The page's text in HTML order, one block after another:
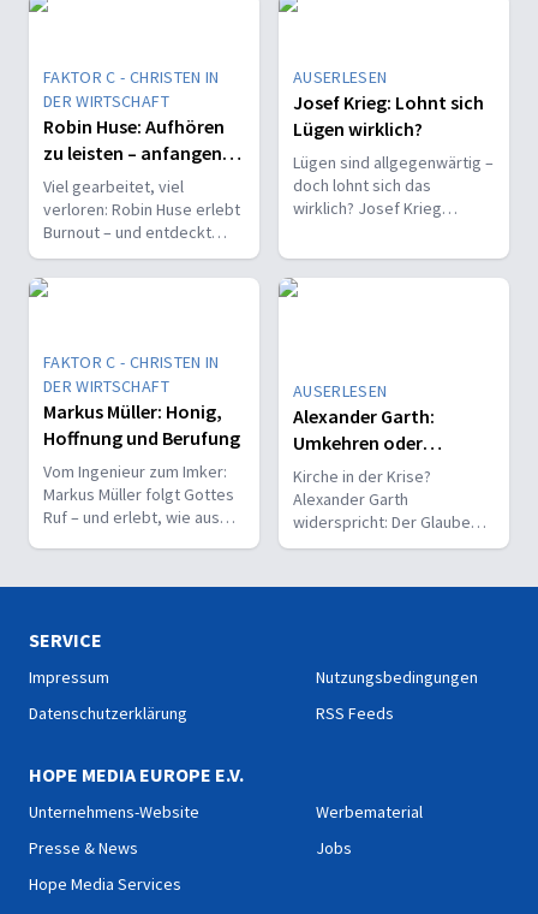
FAKTOR C - CHRISTEN IN
DER WIRTSCHAFT
Robin Huse: Aufhören
zu leisten – anfangen
zu hören
Viel gearbeitet, viel
verloren: Robin Huse erlebt
Burnout – und entdeckt
einen neuen Weg, bei dem
nicht Leistung, sondern
Gottes Wille zählt.
AUSERLESEN
Josef Krieg: Lohnt sich
Lügen wirklich?
Lügen sind allgegenwärtig –
doch lohnt sich das
wirklich? Josef Krieg
wirkt und warum Wahrheit
Zukunft hat.
FAKTOR C - CHRISTEN IN
DER WIRTSCHAFT
Markus Müller: Honig,
Hoffnung und Berufung
Vom Ingenieur zum Imker:
Markus Müller folgt Gottes
Ruf – und erlebt, wie aus
entsteht.
AUSERLESEN
Alexander Garth:
Umkehren oder
Untergehen – hat
Kirche noch Zukunft?
Kirche in der Krise?
Alexander Garth
widerspricht: Der Glaube
hat Zukunft – und gerade
Chancen für Kirche und
SERVICE
Impressum
Datenschutzerklärung
Nutzungsbedingungen
RSS Feeds
HOPE MEDIA EUROPE E.V.
Unternehmens-Website
Presse & News
Hope Media Services
Werbematerial
Jobs